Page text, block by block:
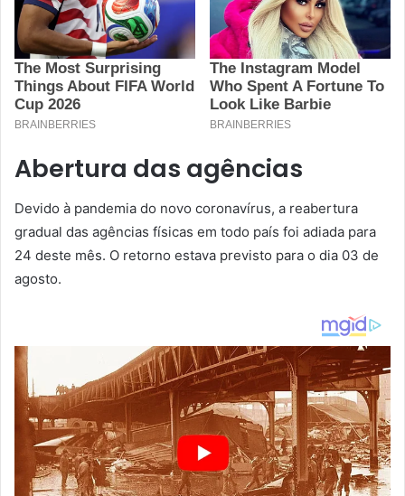
Abertura das agências
Devido à pandemia do novo coronavírus, a reabertura
gradual das agências físicas em todo país foi adiada para
24 deste mês. O retorno estava previsto para o dia 03 de
agosto.